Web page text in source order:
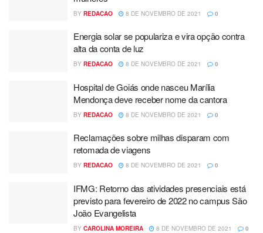
BY REDACAO 8 DE NOVEMBRO DE 2021 0
Energia solar se populariza e vira opção contra
alta da conta de luz
BY REDACAO 8 DE NOVEMBRO DE 2021 0
Hospital de Goiás onde nasceu Marília
Mendonça deve receber nome da cantora
BY REDACAO 8 DE NOVEMBRO DE 2021 0
Reclamações sobre milhas disparam com
retomada de viagens
BY REDACAO 8 DE NOVEMBRO DE 2021 0
IFMG: Retorno das atividades presenciais está
previsto para fevereiro de 2022 no campus São
João Evangelista
BY CAROLINA MOREIRA 8 DE NOVEMBRO DE 2021 0